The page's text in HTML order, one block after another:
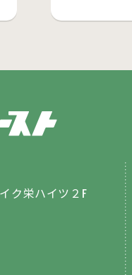
ク栄ハイツ２F